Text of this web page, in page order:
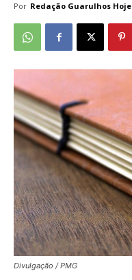
Por Redação Guarulhos Hoje
Divulgação / PMG